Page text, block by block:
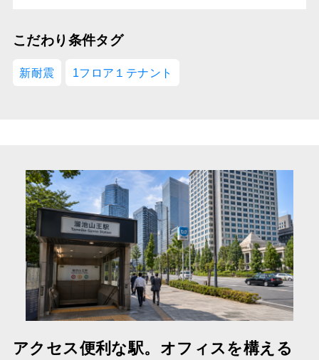
こだわり条件タグ
新耐震 1フロア１テナント
アクセス便利な駅。オフィスを構える